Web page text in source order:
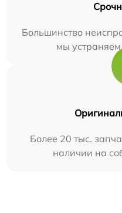
Большинство
мы устраняем
Более 20 тыс.
наличии на